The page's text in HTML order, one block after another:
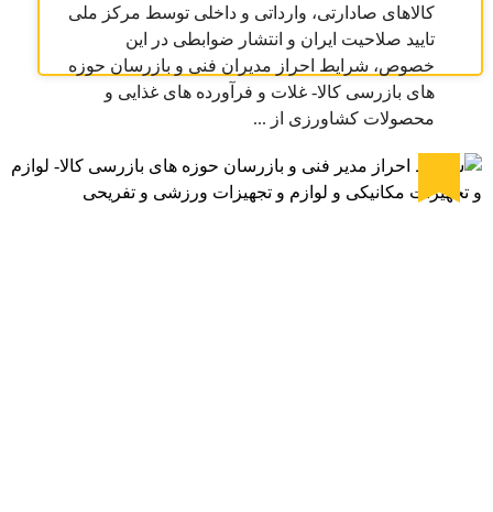
کالاهای صادارتی، وارداتی و داخلی توسط مرکز ملی
تایید صلاحیت ایران و انتشار ضوابطی در این
خصوص، شرایط احراز مدیران فنی و بازرسان حوزه
های بازرسی کالا- غلات و فرآورده های غذایی و
محصولات کشاورزی از ...